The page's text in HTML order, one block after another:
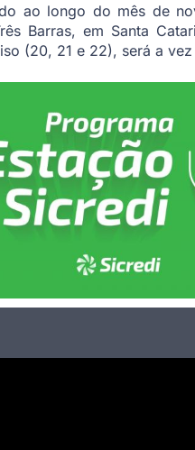
ao longo do mês de
Barras, em Santa
(20, 21 e 22), será a